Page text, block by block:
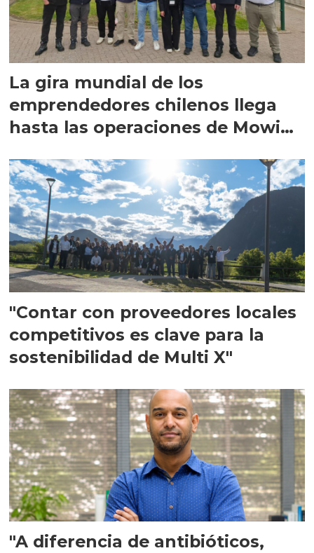
La gira mundial de los
emprendedores chilenos llega
hasta las operaciones de Mowi
"Contar con proveedores locales
competitivos es clave para la
sostenibilidad de Multi X"
"A diferencia de antibióticos,